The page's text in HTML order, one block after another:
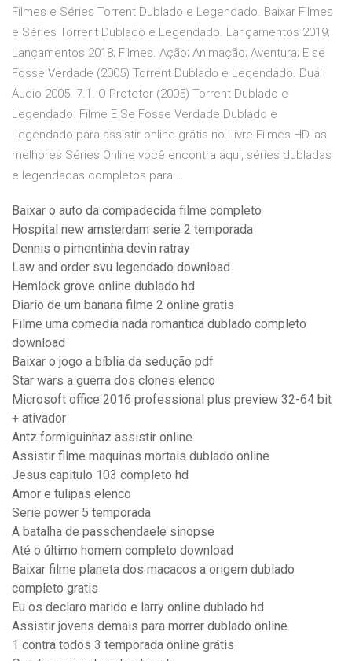
Filmes e Séries Torrent Dublado e Legendado. Baixar Filmes
e Séries Torrent Dublado e Legendado. Lançamentos 2019;
Lançamentos 2018; Filmes. Ação; Animação; Aventura; E se
Fosse Verdade (2005) Torrent Dublado e Legendado. Dual
Áudio 2005. 7.1. O Protetor (2005) Torrent Dublado e
Legendado. Filme E Se Fosse Verdade Dublado e
Legendado para assistir online grátis no Livre Filmes HD, as
melhores Séries Online você encontra aqui, séries dubladas
e legendadas completos para …
Baixar o auto da compadecida filme completo
Hospital new amsterdam serie 2 temporada
Dennis o pimentinha devin ratray
Law and order svu legendado download
Hemlock grove online dublado hd
Diario de um banana filme 2 online gratis
Filme uma comedia nada romantica dublado completo
download
Baixar o jogo a bíblia da sedução pdf
Star wars a guerra dos clones elenco
Microsoft office 2016 professional plus preview 32-64 bit
+ ativador
Antz formiguinhaz assistir online
Assistir filme maquinas mortais dublado online
Jesus capitulo 103 completo hd
Amor e tulipas elenco
Serie power 5 temporada
A batalha de passchendaele sinopse
Até o último homem completo download
Baixar filme planeta dos macacos a origem dublado
completo gratis
Eu os declaro marido e larry online dublado hd
Assistir jovens demais para morrer dublado online
1 contra todos 3 temporada online grátis